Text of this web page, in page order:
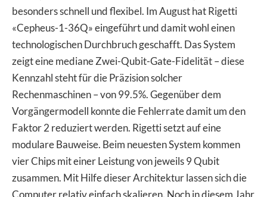
besonders schnell und flexibel. Im August hat Rigetti
«Cepheus-1-36Q» eingeführt und damit wohl einen
technologischen Durchbruch geschafft. Das System
zeigt eine mediane Zwei-Qubit-Gate-Fidelität – diese
Kennzahl steht für die Präzision solcher
Rechenmaschinen – von 99.5%. Gegenüber dem
Vorgängermodell konnte die Fehlerrate damit um den
Faktor 2 reduziert werden. Rigetti setzt auf eine
modulare Bauweise. Beim neuesten System kommen
vier Chips mit einer Leistung von jeweils 9 Qubit
zusammen. Mit Hilfe dieser Architektur lassen sich die
Computer relativ einfach skalieren. Noch in diesem Jahr